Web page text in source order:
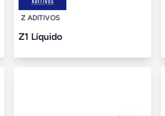
Z ADITIVOS
Z1 Líquido